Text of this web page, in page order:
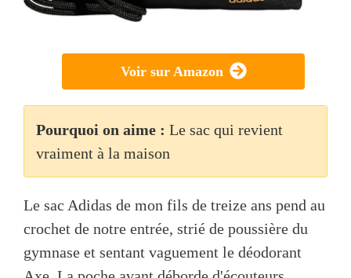
Voir sur Amazon
Pourquoi on aime : Le sac qui revient
vraiment à la maison
Le sac Adidas de mon fils de treize ans pend au
crochet de notre entrée, strié de poussière du
gymnase et sentant vaguement le déodorant